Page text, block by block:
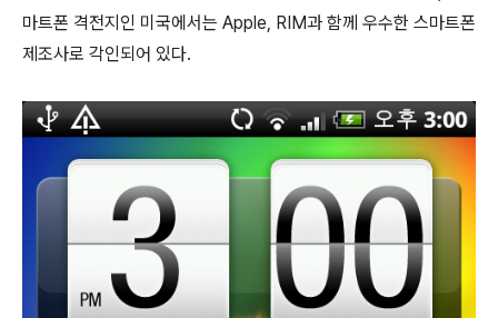
마트폰 격전지인 미국에서는 Apple, RIM과 함께 우수한 스마트폰
제조사로 각인되어 있다.